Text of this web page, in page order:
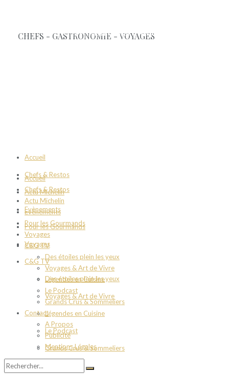
Accueil
Chefs & Restos
Actu Michelin
Evènements
Pour les Gourmands
Voyages
C&G TV
Des étoiles plein les yeux
Voyages & Art de Vivre
Légendes en Cuisine
Le Podcast
Grands Crus & Sommeliers
Contact
Accueil
Chefs & Restos
Actu Michelin
Evènements
Pour les Gourmands
Voyages
C&G TV
Des étoiles plein les yeux
Voyages & Art de Vivre
Légendes en Cuisine
Le Podcast
Grands Crus & Sommeliers
Contact
A Propos
Publicité
Mentions Légales